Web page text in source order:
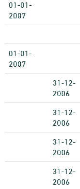
01-01-
2007
01-01-
2007
31-12-
2006
31-12-
2006
31-12-
2006
31-12-
2006